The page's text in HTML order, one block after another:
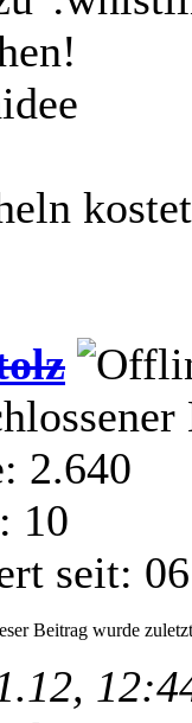
2.640
10
seit:
Beitrag wurde